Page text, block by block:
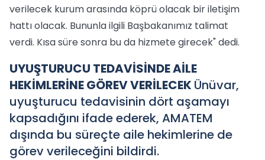
verilecek kurum arasında köprü olacak bir iletişim
hattı olacak. Bununla ilgili Başbakanımız talimat
verdi. Kısa süre sonra bu da hizmete girecek" dedi.
UYUŞTURUCU TEDAVİSİNDE AİLE
HEKİMLERİNE GÖREV VERİLECEK Ünüvar,
uyuşturucu tedavisinin dört aşamayı
kapsadığını ifade ederek, AMATEM
dışında bu süreçte aile hekimlerine de
görev verileceğini bildirdi.